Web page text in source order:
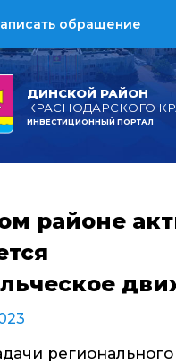
ДИНСКОЙ РАЙОН
КРАСНОДАРСКОГО
ИНВЕСТИЦИОННЫЙ ПОРТАЛ
обращение
районе
регионального